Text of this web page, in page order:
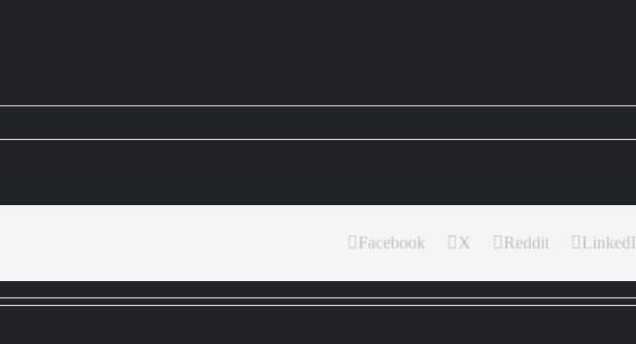
Facebook X Reddit